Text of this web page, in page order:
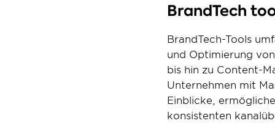
BrandTech
BrandTech-Tools
und Optimierung
bis hin zu Content-
Unternehmen mit
Einblicke,
konsistenten